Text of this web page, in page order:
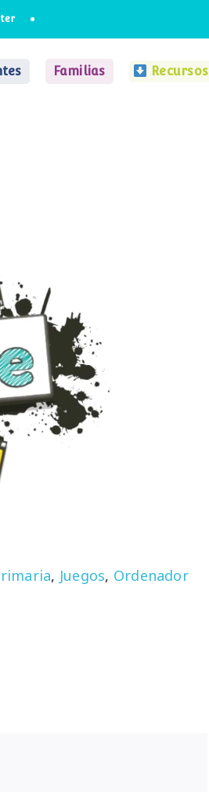
Familias Recursos
, Juegos, Ordenador